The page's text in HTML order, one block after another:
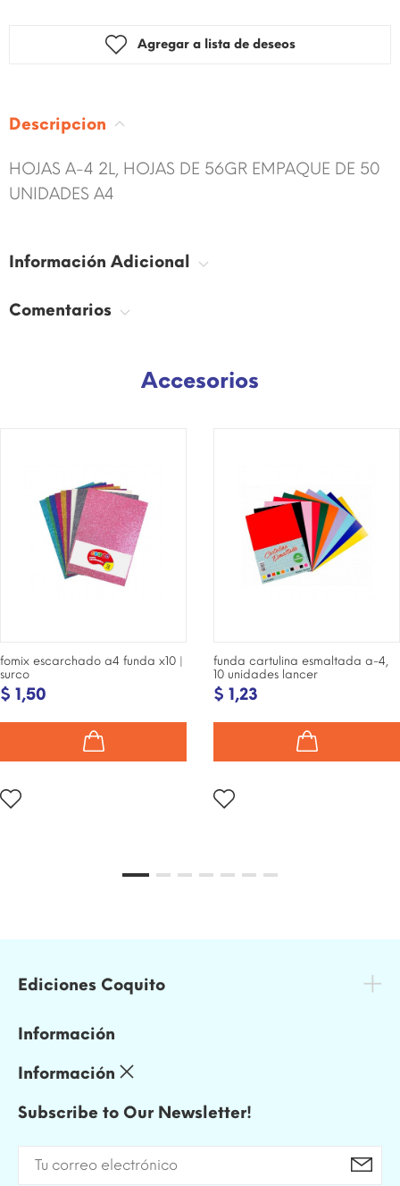
Agregar a lista de deseos
Descripcion
HOJAS A-4 2L, HOJAS DE 56GR EMPAQUE DE 50
UNIDADES A4
Información Adicional
Comentarios
Accesorios
fomix escarchado a4 funda x10 |
surco
$ 1,50
funda cartulina esmaltada a-4,
10 unidades lancer
$ 1,23
Ediciones Coquito
Información
Información
Subscribe to Our Newsletter!